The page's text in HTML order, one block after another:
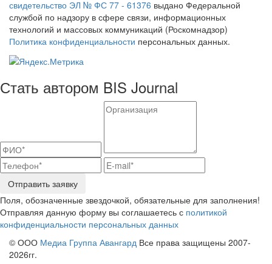
свидетельство ЭЛ № ФС 77 - 61376 выдано Федеральной
службой по надзору в сфере связи, информационных
технологий и массовых коммуникаций (Роскомнадзор)
Политика конфиденциальности персональных данных.
Стать автором BIS Journal
Отправить заявку
Поля, обозначенные звездочкой, обязательные для заполнения!
Отправляя данную форму вы соглашаетесь с политикой
конфиденциальности персональных данных
© ООО Медиа Группа Авангард Все права защищены 2007-
2026гг.